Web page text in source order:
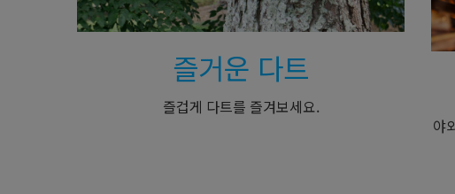
즐거운 다트
즐겁게 다트를 즐겨보세요.
야